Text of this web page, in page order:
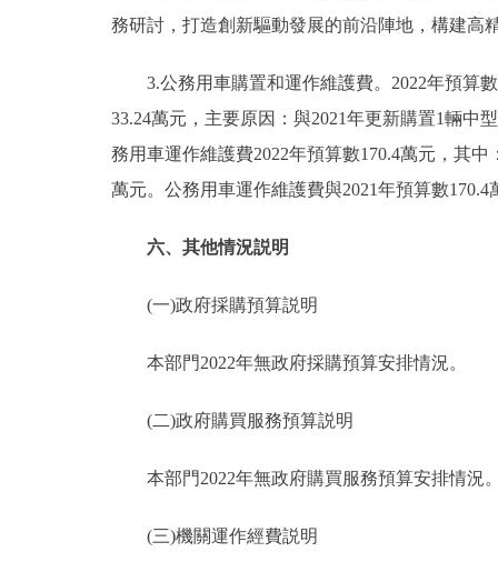
務研討，打造創新驅動發展的前沿陣地，構建高
3.公務用車購置和運作維護費。2022年預算數
33.24萬元，主要原因：與2021年更新購置1輛中
務用車運作維護費2022年預算數170.4萬元，其
萬元。公務用車運作維護費與2021年預算數170.4
六、其他情況説明
(一)政府採購預算説明
本部門2022年無政府採購預算安排情況。
(二)政府購買服務預算説明
本部門2022年無政府購買服務預算安排情況
(三)機關運作經費説明